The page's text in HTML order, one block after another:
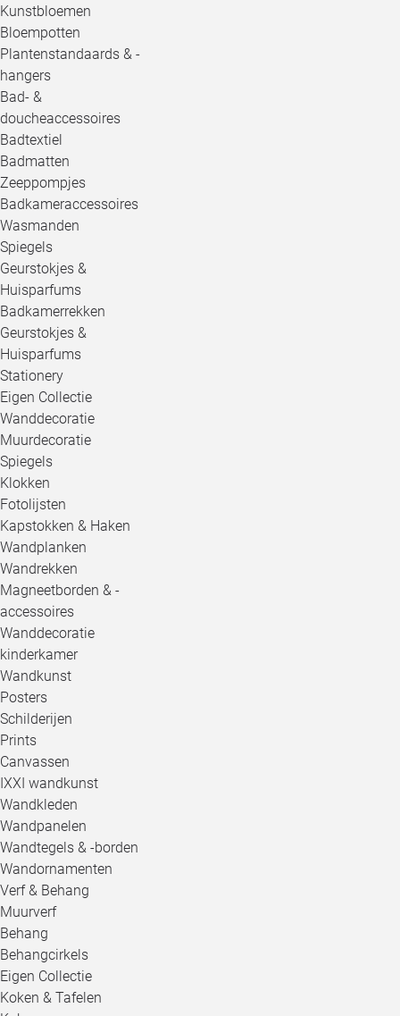
Kunstbloemen
Bloempotten
Plantenstandaards & -
hangers
Bad- &
doucheaccessoires
Badtextiel
Badmatten
Zeeppompjes
Badkameraccessoires
Wasmanden
Spiegels
Geurstokjes &
Huisparfums
Badkamerrekken
Geurstokjes &
Huisparfums
Stationery
Eigen Collectie
Wanddecoratie
Muurdecoratie
Spiegels
Klokken
Fotolijsten
Kapstokken & Haken
Wandplanken
Wandrekken
Magneetborden & -
accessoires
Wanddecoratie
kinderkamer
Wandkunst
Posters
Schilderijen
Prints
Canvassen
IXXI wandkunst
Wandkleden
Wandpanelen
Wandtegels & -borden
Wandornamenten
Verf & Behang
Muurverf
Behang
Behangcirkels
Eigen Collectie
Koken & Tafelen